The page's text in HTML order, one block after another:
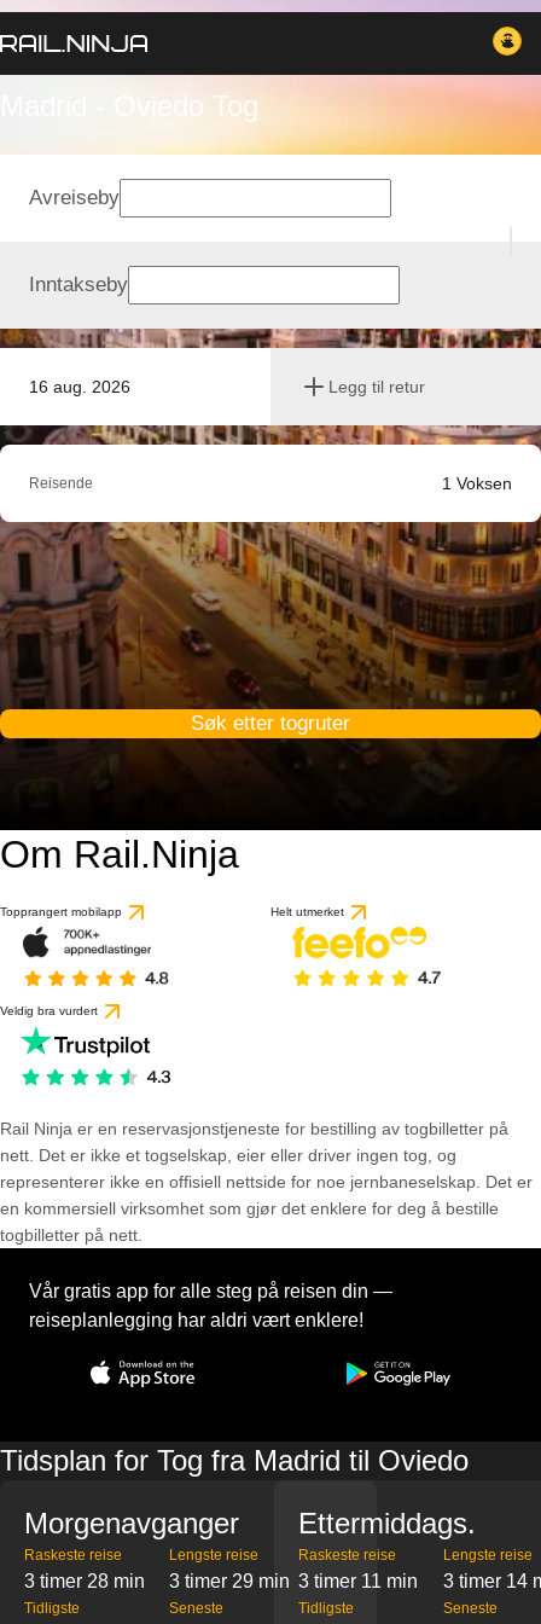
Madrid - Oviedo Tog
16 aug. 2026 Legg til retur
Avreiseby
Inntakseby
Reisende 1 Voksen
Søk etter togruter
Om Rail.Ninja
Topprangert mobilapp Helt utmerket
Veldig bra vurdert
Rail Ninja er en reservasjons­tjeneste for bestilling av togbilletter på
nett. Det er ikke et togselskap, eier eller driver ingen tog, og
representerer ikke en offisiell nettside for noe jernbaneselskap. Det er
en kommersiell virksomhet som gjør det enklere for deg å bestille
togbilletter på nett.
Vår gratis app for alle steg på reisen din —
reiseplanlegging har aldri vært enklere!
Tidsplan for Tog fra Madrid til Oviedo
Morgenavganger
Raskeste reise
3 timer 28 min
Lengste reise
3 timer 29 min
Tidligste Seneste
Ettermiddags.
Raskeste reise
3 timer 11 min
Lengste reise
3 timer 14
Tidligste Seneste
basert på 1